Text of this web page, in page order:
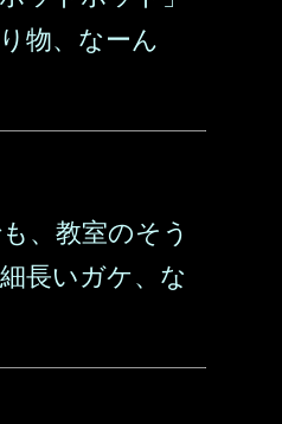
物、なーん
、教室のそう
長いガケ、な